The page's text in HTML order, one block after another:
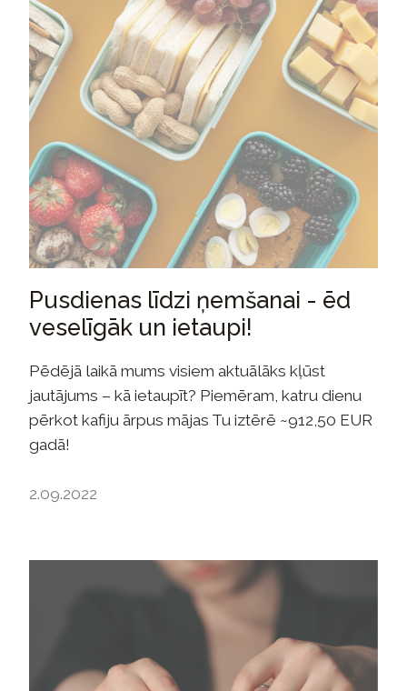
Pusdienas līdzi ņemšanai - ēd
veselīgāk un ietaupi!
Pēdējā laikā mums visiem aktuālāks kļūst
jautājums – kā ietaupīt? Piemēram, katru dienu
pērkot kafiju ārpus mājas Tu iztērē ~912,50 EUR
gadā!
2.09.2022